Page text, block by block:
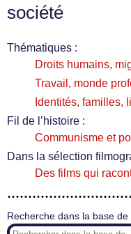
société
Thématiques :
Droits humains,
Travail, monde
Identités, familles,
Fil de l’histoire :
Communisme et
Dans la sélection
Des films qui
Recherche dans la base